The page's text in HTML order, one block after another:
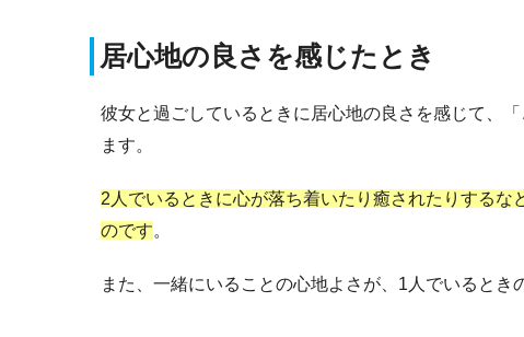
居心地の良さを感じたとき
彼女と過ごしているときに居心地の良さを感じて、
ます。
2人でいるときに心が落ち着いたり癒されたりする
のです。
また、一緒にいることの心地よさが、1人でいるとき